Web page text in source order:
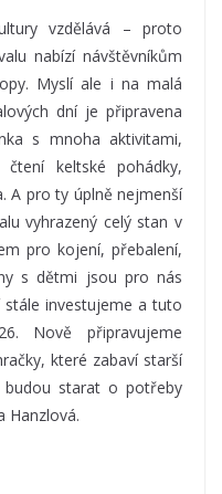
vzdělává – proto
nabízí návštěvníkům
Myslí ale i na malá
dní je připravena
s mnoha aktivitami,
keltské pohádky,
A pro ty úplně nejmenší
vyhrazený celý stan v
pro kojení, přebalení,
s dětmi jsou pro nás
investujeme a tuto
Nově připravujeme
které zabaví starší
budou starat o potřeby
Hanzlová.